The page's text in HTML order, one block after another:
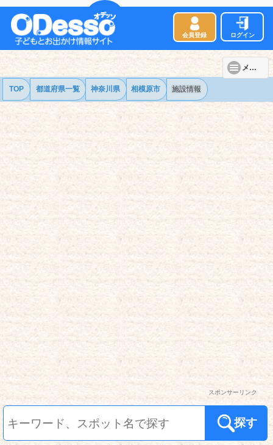
会員登録 ログイン
メニュー
TOP 都道府県一覧 神奈川県 相模原市 施設情報
スポンサーリンク
探す